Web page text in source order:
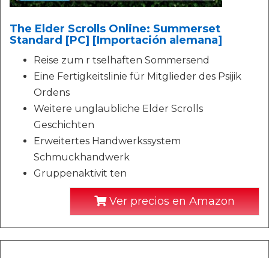
The Elder Scrolls Online: Summerset
Standard [PC] [Importación alemana]
Reise zum r tselhaften Sommersend
Eine Fertigkeitslinie für Mitglieder des Psijik
Ordens
Weitere unglaubliche Elder Scrolls
Geschichten
Erweitertes Handwerkssystem
Schmuckhandwerk
Gruppenaktivit ten
Ver precios en Amazon